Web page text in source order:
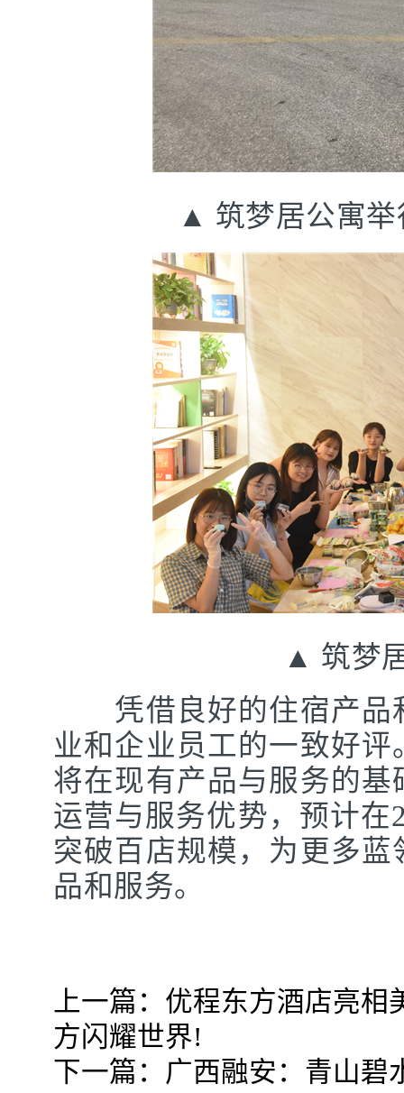
▲ 筑梦居公寓举
▲ 筑梦居
凭借良好的住宿产品
业和企业员工的一致好
将在现有产品与服务的
运营与服务优势，预计在
突破百店规模，为更多
品和服务。
上一篇： 优程东方酒店亮相
方闪耀世界!
下一篇： 广西融安：青山碧